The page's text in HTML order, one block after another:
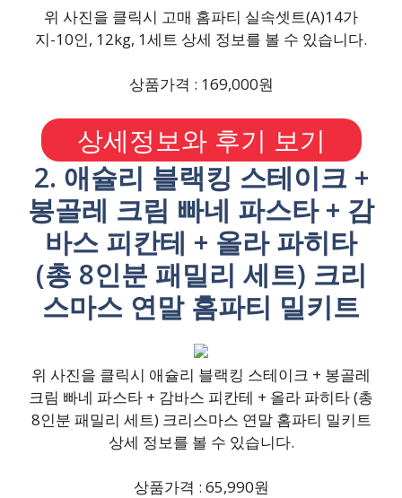
위 사진을 클릭시 고매 홈파티 실속셋트(A)14가
지-10인, 12kg, 1세트 상세 정보를 볼 수 있습니다.
상품가격 : 169,000원
상세정보와 후기 보기
2. 애슐리 블랙킹 스테이크 +
봉골레 크림 빠네 파스타 + 감
바스 피칸테 + 올라 파히타
(총 8인분 패밀리 세트) 크리
스마스 연말 홈파티 밀키트
위 사진을 클릭시 애슐리 블랙킹 스테이크 + 봉골레
크림 빠네 파스타 + 감바스 피칸테 + 올라 파히타 (총
8인분 패밀리 세트) 크리스마스 연말 홈파티 밀키트
상세 정보를 볼 수 있습니다.
상품가격 : 65,990원